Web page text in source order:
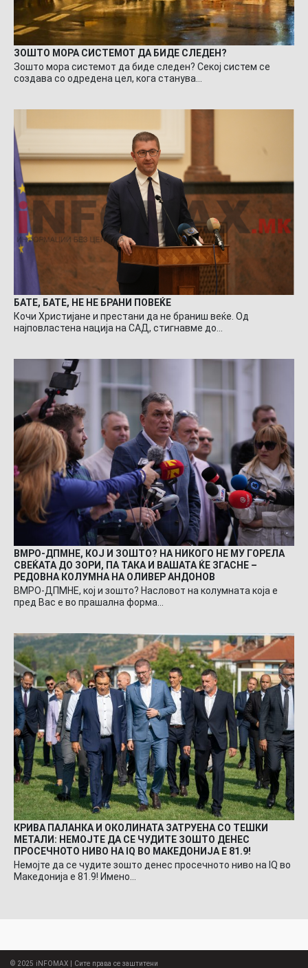
ЗОШТО МОРА СИСТЕМОТ ДА БИДЕ СЛЕДЕН?
Зошто мора системот да биде следен? Секој систем се
создава со одредена цел, кога станува…
БАТЕ, БАТЕ, НЕ НЕ БРАНИ ПОВЕЌЕ
Кочи Христијане и престани да не браниш веќе. Од
најповластена нација на САД, стигнавме до…
ВМРО-ДПМНЕ, КОЈ И ЗОШТО? НА НИКОГО НЕ МУ ГОРЕЛА
СВЕЌАТА ДО ЗОРИ, ПА ТАКА И ВАШАТА ЌЕ ЗГАСНЕ –
РЕДОВНА КОЛУМНА НА ОЛИВЕР АНДОНОВ
ВМРО-ДПМНЕ, кој и зошто? Насловот на колумната која е
пред Вас е во прашална форма…
КРИВА ПАЛАНКА И ОКОЛИНАТА ЗАТРУЕНА СО ТЕШКИ
МЕТАЛИ: НЕМОЈТЕ ДА СЕ ЧУДИТЕ ЗОШТО ДЕНЕС
ПРОСЕЧНОТО НИВО НА IQ ВО МАКЕДОНИЈА Е 81.9!
Немојте да се чудите зошто денес просечното ниво на IQ во
Македонија е 81.9! Имено…
© 2025 iNFOMAX | Сите права се заштитени